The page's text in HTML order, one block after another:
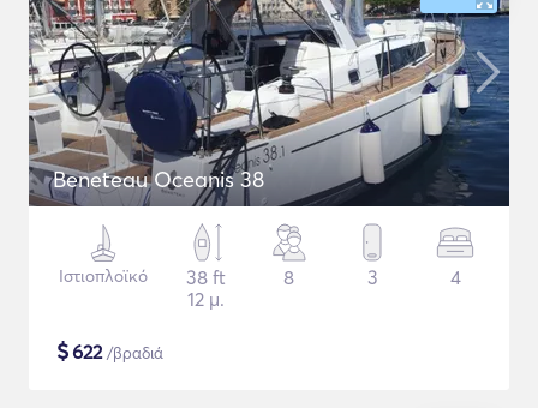
Beneteau Oceanis 38
Ιστιοπλοϊκό
38 ft
12 μ.
8 3 4
$622/βραδιά